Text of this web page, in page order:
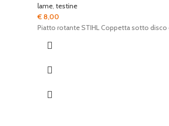
lame, testine
€ 8,00
Piatto rotante STIHL Coppetta sotto disco